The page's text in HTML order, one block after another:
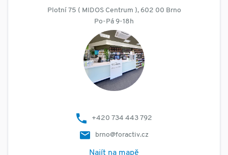
Plotní 75 ( MIDOS Centrum ), 602 00 Brno
Po-Pá 9-18h
+420 734 443 792
brno@foractiv.cz
Najít na mapě